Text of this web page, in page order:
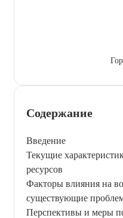
Содержание
Введение
Текущие
ресурсов
Факторы влияния на
существующие
Перспективы и меры